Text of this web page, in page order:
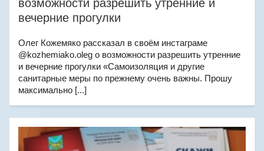
возможности разрешить утренние и
вечерние прогулки
Олег Кожемяко рассказал в своём инстаграме
@kozhemiako.oleg о возможности разрешить утренние
и вечерние прогулки «Самоизоляция и другие
санитарные меры по прежнему очень важны. Прошу
максимально [...]